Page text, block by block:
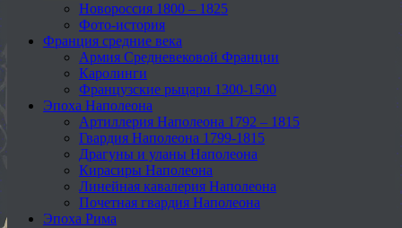
Новороссия 1800 – 1825
Фото-история
Франция средние века
Армия Средневековой Франции
Каролинги
Французские рыцари 1300-1500
Эпоха Наполеона
Артиллерия Наполеона 1792 – 1815
Гвардия Наполеона 1799-1815
Драгуны и уланы Наполеона
Кирасиры Наполеона
Линейная кавалерия Наполеона
Почетная гвардия Наполеона
Эпоха Рима